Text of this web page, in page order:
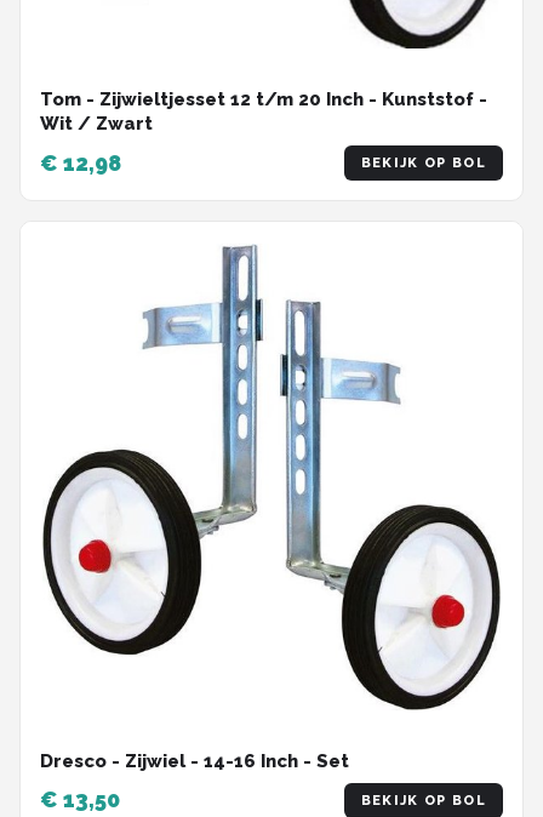
Tom - Zijwieltjesset 12 t/m 20 Inch - Kunststof -
Wit / Zwart
€ 12,98 BEKIJK OP BOL
Dresco - Zijwiel - 14-16 Inch - Set
€ 13,50 BEKIJK OP BOL